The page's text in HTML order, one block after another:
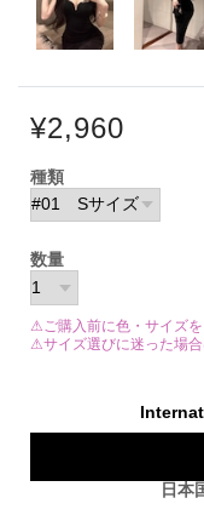
¥2,960
種類
数量
⚠ご購入前に色・サイズ
⚠サイズ選びに迷った場
日本